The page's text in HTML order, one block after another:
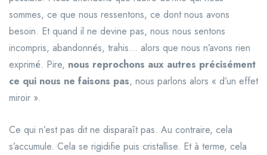
sommes, ce que nous ressentons, ce dont nous avons
besoin. Et quand il ne devine pas, nous nous sentons
incompris, abandonnés, trahis… alors que nous n’avons rien
exprimé. Pire, nous reprochons aux autres précisément
ce qui nous ne faisons pas, nous parlons alors « d’un effet
miroir ».
Ce qui n’est pas dit ne disparaît pas. Au contraire, cela
s’accumule. Cela se rigidifie puis cristallise. Et à terme, cela